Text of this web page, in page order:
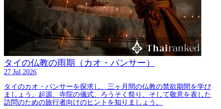
タイの仏教の雨期（カオ・パンサー）
27 Jul 2026
タイのカオ・パンサーを探求し、三ヶ月間の仏教の禁欲期間を学び
ましょう。起源、寺院の儀式、ろうそく祭り、そして敬意を表した
訪問のための旅行者向けのヒントを知りましょう。